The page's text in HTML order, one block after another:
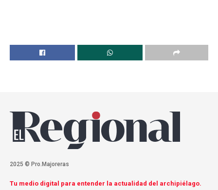
2025 © Pro.Majoreras
Tu medio digital para entender la actualidad del archipiélago.